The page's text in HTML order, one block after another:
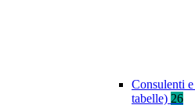
Consulenti
tabelle) 26